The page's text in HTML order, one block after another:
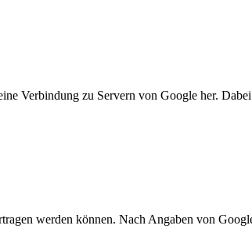
Verbindung zu Servern von Google her.
werden können. Nach Angaben von